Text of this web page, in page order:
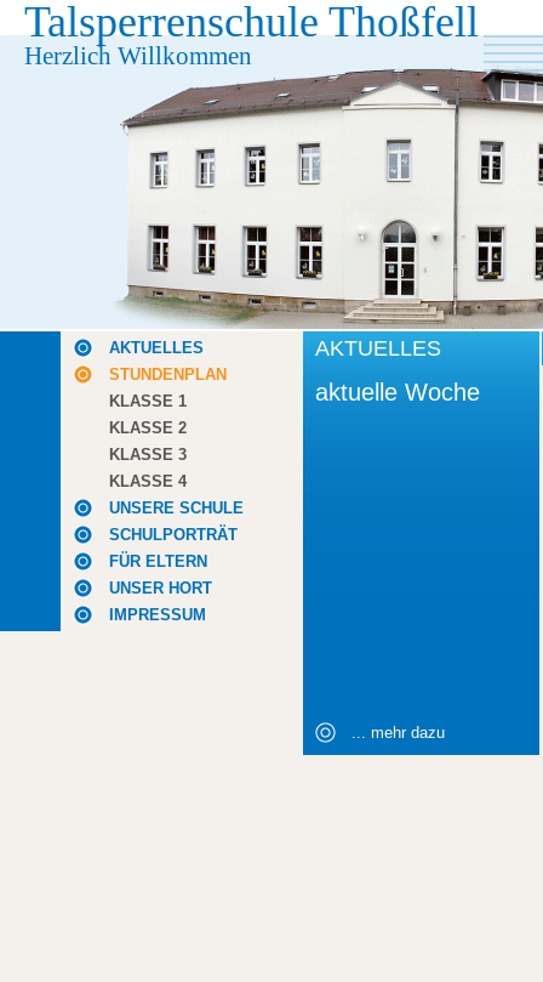
Talsperrenschule Thoßfell
Herzlich Willkommen
AKTUELLES
STUNDENPLAN
KLASSE 1
KLASSE 2
KLASSE 3
KLASSE 4
UNSERE SCHULE
SCHULPORTRÄT
FÜR ELTERN
UNSER HORT
IMPRESSUM
AKTUELLES
aktuelle Woche
... mehr dazu